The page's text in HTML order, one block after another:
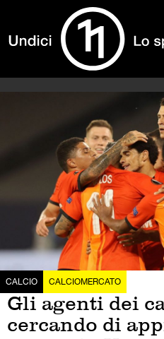
CALCIO CALCIOMERCATO
Gli agenti dei
cercando di